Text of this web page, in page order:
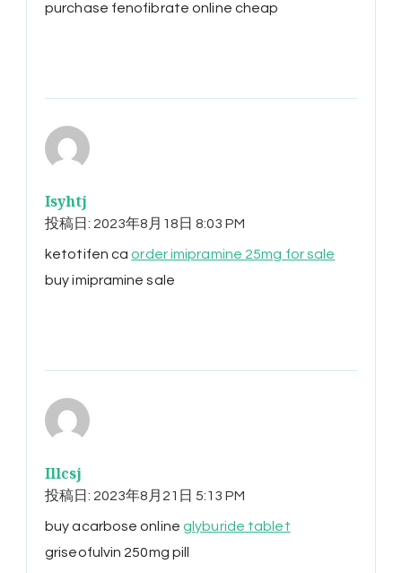
purchase fenofibrate online cheap
Isyhtj
投稿日: 2023年8月18日 8:03 PM
ketotifen caorder imipramine 25mg for sale
buy imipramine sale
Illcsj
投稿日: 2023年8月21日 5:13 PM
buy acarbose onlineglyburide tablet
griseofulvin 250mg pill